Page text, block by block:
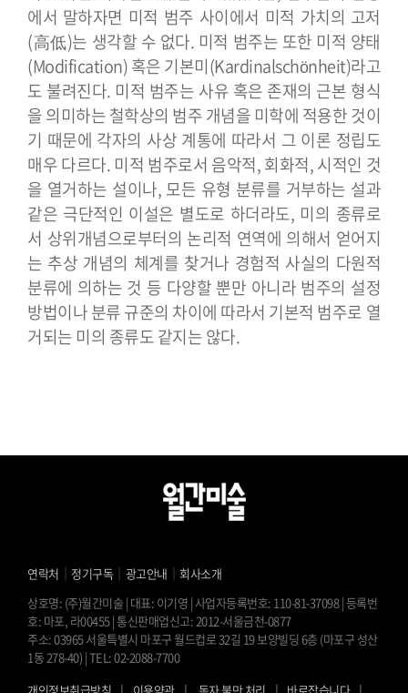
에서 말하자면 미적 범주 사이에서 미적 가치의 고저
(高低)는 생각할 수 없다. 미적 범주는 또한 미적 양태
(Modification) 혹은 기본미(Kardinalschönheit)라고
도 불려진다. 미적 범주는 사유 혹은 존재의 근본 형식
을 의미하는 철학상의 범주 개념을 미학에 적용한 것이
기 때문에 각자의 사상 계통에 따라서 그 이론 정립도
매우 다르다. 미적 범주로서 음악적, 회화적, 시적인 것
을 열거하는 설이나, 모든 유형 분류를 거부하는 설과
같은 극단적인 이설은 별도로 하더라도, 미의 종류로
서 상위개념으로부터의 논리적 연역에 의해서 얻어지
는 추상 개념의 체계를 찾거나 경험적 사실의 다원적
분류에 의하는 것 등 다양할 뿐만 아니라 범주의 설정
방법이나 분류 규준의 차이에 따라서 기본적 범주로 열
거되는 미의 종류도 같지는 않다.
연락처 정기구독 광고안내
회사소개
상호명: (주)월간미술 | 대표: 이기영 | 사업자등록번호: 110-81-37098 | 등록번
호: 마포, 라00455 | 통신판매업신고: 2012-서울금천-0877
주소: 03965 서울특별시 마포구 월드컵로 32길 19 보양빌딩 6층 (마포구 성산
1동 278-40) | TEL: 02-2088-7700